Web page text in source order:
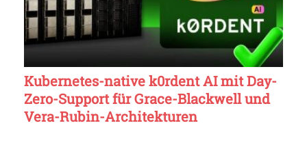
Kubernetes-native k0rdent AI mit Day-
Zero-Support für Grace-Blackwell und
Vera-Rubin-Architekturen